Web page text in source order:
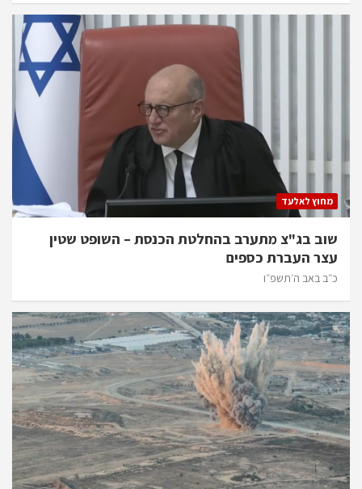
מחוץ לאלעד
שוב בג"צ מתערב בהחלטת הכנסת – השופט שטין
עצר העברת כספים
כ״ב באב ה׳תשפ״ו